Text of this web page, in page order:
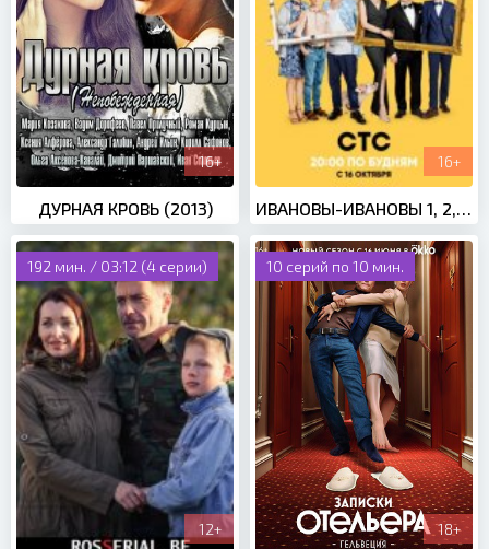
16+
ДУРНАЯ КРОВЬ (2013)
16+
ИВАНОВЫ-ИВАНОВЫ 1, 2, 3 СЕЗОН (2017-2018)
192 мин. / 03:12 (4 серии)
12+
10 серий по 10 мин.
18+